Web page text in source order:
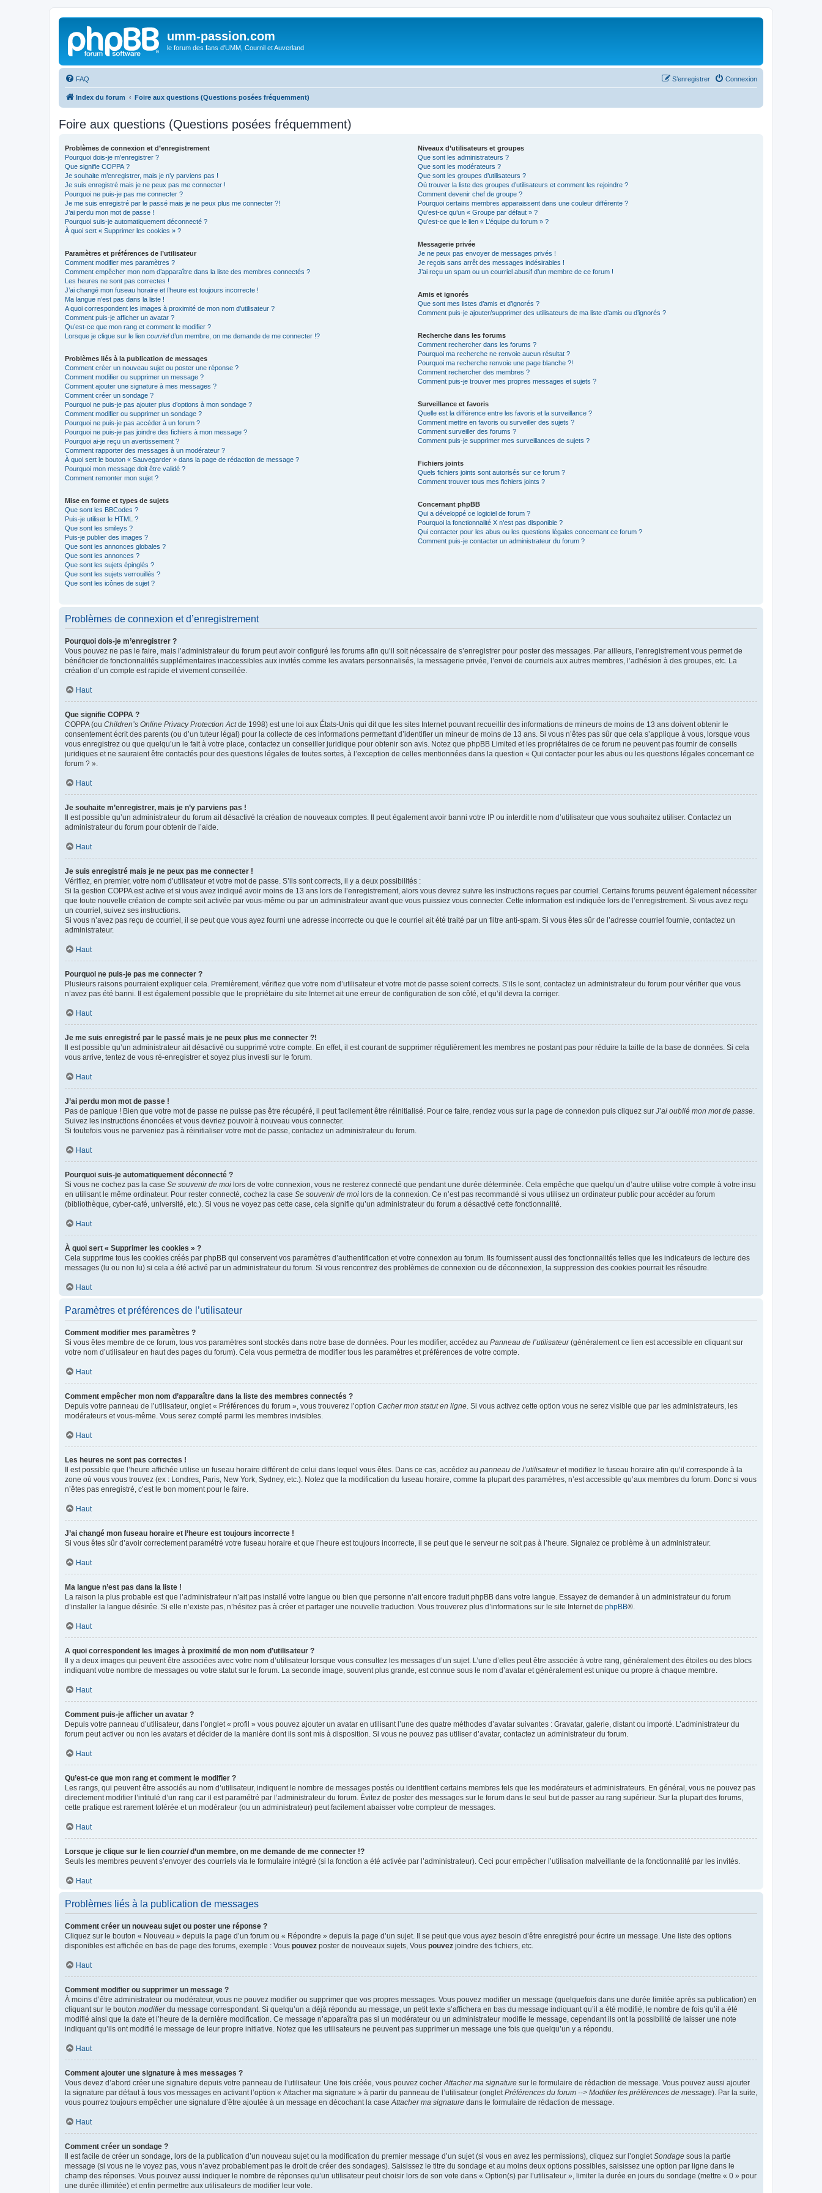
umm-passion.com
le forum des fans d'UMM, Cournil et Auverland
FAQ Connexion
S’enregistrer
Index du forum Foire aux questions (Questions posées fréquemment)
Foire aux questions (Questions posées fréquemment)
Problèmes de connexion et d’enregistrement
Pourquoi dois-je m’enregistrer ?
Que signifie COPPA ?
Je souhaite m’enregistrer, mais je n’y parviens pas !
Je suis enregistré mais je ne peux pas me connecter !
Pourquoi ne puis-je pas me connecter ?
Je me suis enregistré par le passé mais je ne peux plus me connecter ?!
J’ai perdu mon mot de passe !
Pourquoi suis-je automatiquement déconnecté ?
À quoi sert « Supprimer les cookies » ?
Paramètres et préférences de l’utilisateur
Comment modifier mes paramètres ?
Comment empêcher mon nom d’apparaître dans la liste des membres connectés ?
Les heures ne sont pas correctes !
J’ai changé mon fuseau horaire et l’heure est toujours incorrecte !
Ma langue n’est pas dans la liste !
A quoi correspondent les images à proximité de mon nom d’utilisateur ?
Comment puis-je afficher un avatar ?
Qu’est-ce que mon rang et comment le modifier ?
Lorsque je clique sur le lien courrield’un membre, on me demande de me connecter !?
Problèmes liés à la publication de messages
Comment créer un nouveau sujet ou poster une réponse ?
Comment modifier ou supprimer un message ?
Comment ajouter une signature à mes messages ?
Comment créer un sondage ?
Pourquoi ne puis-je pas ajouter plus d’options à mon sondage ?
Comment modifier ou supprimer un sondage ?
Pourquoi ne puis-je pas accéder à un forum ?
Pourquoi ne puis-je pas joindre des fichiers à mon message ?
Pourquoi ai-je reçu un avertissement ?
Comment rapporter des messages à un modérateur ?
À quoi sert le bouton « Sauvegarder » dans la page de rédaction de message ?
Pourquoi mon message doit être validé ?
Comment remonter mon sujet ?
Mise en forme et types de sujets
Que sont les BBCodes ?
Puis-je utiliser le HTML ?
Que sont les smileys ?
Puis-je publier des images ?
Que sont les annonces globales ?
Que sont les annonces ?
Que sont les sujets épinglés ?
Que sont les sujets verrouillés ?
Que sont les icônes de sujet ?
Niveaux d’utilisateurs et groupes
Que sont les administrateurs ?
Que sont les modérateurs ?
Que sont les groupes d’utilisateurs ?
Où trouver la liste des groupes d’utilisateurs et comment les rejoindre ?
Comment devenir chef de groupe ?
Pourquoi certains membres apparaissent dans une couleur différente ?
Qu’est-ce qu’un « Groupe par défaut » ?
Qu’est-ce que le lien « L’équipe du forum » ?
Messagerie privée
Je ne peux pas envoyer de messages privés !
Je reçois sans arrêt des messages indésirables !
J’ai reçu un spam ou un courriel abusif d’un membre de ce forum !
Amis et ignorés
Que sont mes listes d’amis et d’ignorés ?
Comment puis-je ajouter/supprimer des utilisateurs de ma liste d’amis ou d’ignorés ?
Recherche dans les forums
Comment rechercher dans les forums ?
Pourquoi ma recherche ne renvoie aucun résultat ?
Pourquoi ma recherche renvoie une page blanche ?!
Comment rechercher des membres ?
Comment puis-je trouver mes propres messages et sujets ?
Surveillance et favoris
Quelle est la différence entre les favoris et la surveillance ?
Comment mettre en favoris ou surveiller des sujets ?
Comment surveiller des forums ?
Comment puis-je supprimer mes surveillances de sujets ?
Fichiers joints
Quels fichiers joints sont autorisés sur ce forum ?
Comment trouver tous mes fichiers joints ?
Concernant phpBB
Qui a développé ce logiciel de forum ?
Pourquoi la fonctionnalité X n’est pas disponible ?
Qui contacter pour les abus ou les questions légales concernant ce forum ?
Comment puis-je contacter un administrateur du forum ?
Problèmes de connexion et d’enregistrement
Pourquoi dois-je m’enregistrer ?
Vous pouvez ne pas le faire, mais l’administrateur du forum peut avoir configuré les forums afin qu’il soit nécessaire de s’enregistrer pour poster des messages. Par ailleurs, l’enregistrement vous permet de
bénéficier de fonctionnalités supplémentaires inaccessibles aux invités comme les avatars personnalisés, la messagerie privée, l’envoi de courriels aux autres membres, l’adhésion à des groupes, etc. La
création d’un compte est rapide et vivement conseillée.
Haut
Que signifie COPPA ?
COPPA (ou Children’s Online Privacy Protection Actde 1998) est une loi aux États-Unis qui dit que les sites Internet pouvant recueillir des informations de mineurs de moins de 13 ans doivent obtenir le
consentement écrit des parents (ou d’un tuteur légal) pour la collecte de ces informations permettant d’identifier un mineur de moins de 13 ans. Si vous n’êtes pas sûr que cela s’applique à vous, lorsque vous
vous enregistrez ou que quelqu’un le fait à votre place, contactez un conseiller juridique pour obtenir son avis. Notez que phpBB Limited et les propriétaires de ce forum ne peuvent pas fournir de conseils
juridiques et ne sauraient être contactés pour des questions légales de toutes sortes, à l’exception de celles mentionnées dans la question « Qui contacter pour les abus ou les questions légales concernant ce
forum ? ».
Haut
Je souhaite m’enregistrer, mais je n’y parviens pas !
Il est possible qu’un administrateur du forum ait désactivé la création de nouveaux comptes. Il peut également avoir banni votre IP ou interdit le nom d’utilisateur que vous souhaitez utiliser. Contactez un
administrateur du forum pour obtenir de l’aide.
Haut
Je suis enregistré mais je ne peux pas me connecter !
Vérifiez, en premier, votre nom d’utilisateur et votre mot de passe. S’ils sont corrects, il y a deux possibilités :
Si la gestion COPPA est active et si vous avez indiqué avoir moins de 13 ans lors de l’enregistrement, alors vous devrez suivre les instructions reçues par courriel. Certains forums peuvent également nécessiter
que toute nouvelle création de compte soit activée par vous-même ou par un administrateur avant que vous puissiez vous connecter. Cette information est indiquée lors de l’enregistrement. Si vous avez reçu
un courriel, suivez ses instructions.
Si vous n’avez pas reçu de courriel, il se peut que vous ayez fourni une adresse incorrecte ou que le courriel ait été traité par un filtre anti-spam. Si vous êtes sûr de l’adresse courriel fournie, contactez un
administrateur.
Haut
Pourquoi ne puis-je pas me connecter ?
Plusieurs raisons pourraient expliquer cela. Premièrement, vérifiez que votre nom d’utilisateur et votre mot de passe soient corrects. S’ils le sont, contactez un administrateur du forum pour vérifier que vous
n’avez pas été banni. Il est également possible que le propriétaire du site Internet ait une erreur de configuration de son côté, et qu’il devra la corriger.
Haut
Je me suis enregistré par le passé mais je ne peux plus me connecter ?!
Il est possible qu’un administrateur ait désactivé ou supprimé votre compte. En effet, il est courant de supprimer régulièrement les membres ne postant pas pour réduire la taille de la base de données. Si cela
vous arrive, tentez de vous ré-enregistrer et soyez plus investi sur le forum.
Haut
J’ai perdu mon mot de passe !
Pas de panique ! Bien que votre mot de passe ne puisse pas être récupéré, il peut facilement être réinitialisé. Pour ce faire, rendez vous sur la page de connexion puis cliquez sur J’ai oublié mon mot de passe
Suivez les instructions énoncées et vous devriez pouvoir à nouveau vous connecter.
Si toutefois vous ne parveniez pas à réinitialiser votre mot de passe, contactez un administrateur du forum.
Haut
Pourquoi suis-je automatiquement déconnecté ?
Si vous ne cochez pas la case Se souvenir de moi lors de votre connexion, vous ne resterez connecté que pendant une durée déterminée. Cela empêche que quelqu’un d’autre utilise votre compte à votre insu
en utilisant le même ordinateur. Pour rester connecté, cochez la case Se souvenir de moi lors de la connexion. Ce n’est pas recommandé si vous utilisez un ordinateur public pour accéder au forum
(bibliothèque, cyber-café, université, etc.). Si vous ne voyez pas cette case, cela signifie qu’un administrateur du forum a désactivé cette fonctionnalité.
Haut
À quoi sert « Supprimer les cookies » ?
Cela supprime tous les cookies créés par phpBB qui conservent vos paramètres d’authentification et votre connexion au forum. Ils fournissent aussi des fonctionnalités telles que les indicateurs de lecture des
messages (lu ou non lu) si cela a été activé par un administrateur du forum. Si vous rencontrez des problèmes de connexion ou de déconnexion, la suppression des cookies pourrait les résoudre.
Haut
Paramètres et préférences de l’utilisateur
Comment modifier mes paramètres ?
Si vous êtes membre de ce forum, tous vos paramètres sont stockés dans notre base de données. Pour les modifier, accédez au Panneau de l’utilisateur(généralement ce lien est accessible en cliquant sur
votre nom d’utilisateur en haut des pages du forum). Cela vous permettra de modifier tous les paramètres et préférences de votre compte.
Haut
Comment empêcher mon nom d’apparaître dans la liste des membres connectés ?
Depuis votre panneau de l’utilisateur, onglet « Préférences du forum », vous trouverez l’option Cacher mon statut en ligne . Si vous activez cette option vous ne serez visible que par les administrateurs, les
modérateurs et vous-même. Vous serez compté parmi les membres invisibles.
Haut
Les heures ne sont pas correctes !
Il est possible que l’heure affichée utilise un fuseau horaire différent de celui dans lequel vous êtes. Dans ce cas, accédez au panneau de l’utilisateuret modifiez le fuseau horaire afin qu’il corresponde à la
zone où vous vous trouvez (ex : Londres, Paris, New York, Sydney, etc.). Notez que la modification du fuseau horaire, comme la plupart des paramètres, n’est accessible qu’aux membres du forum. Donc si vous
n’êtes pas enregistré, c’est le bon moment pour le faire.
Haut
J’ai changé mon fuseau horaire et l’heure est toujours incorrecte !
Si vous êtes sûr d’avoir correctement paramétré votre fuseau horaire et que l’heure est toujours incorrecte, il se peut que le serveur ne soit pas à l’heure. Signalez ce problème à un administrateur.
Haut
Ma langue n’est pas dans la liste !
La raison la plus probable est que l’administrateur n’ait pas installé votre langue ou bien que personne n’ait encore traduit phpBB dans votre langue. Essayez de demander à un administrateur du forum
d’installer la langue désirée. Si elle n’existe pas, n’hésitez pas à créer et partager une nouvelle traduction. Vous trouverez plus d’informations sur le site Internet de phpBB®.
Haut
A quoi correspondent les images à proximité de mon nom d’utilisateur ?
Il y a deux images qui peuvent être associées avec votre nom d’utilisateur lorsque vous consultez les messages d’un sujet. L’une d’elles peut être associée à votre rang, généralement des étoiles ou des blocs
indiquant votre nombre de messages ou votre statut sur le forum. La seconde image, souvent plus grande, est connue sous le nom d’avatar et généralement est unique ou propre à chaque membre.
Haut
Comment puis-je afficher un avatar ?
Depuis votre panneau d’utilisateur, dans l’onglet « profil » vous pouvez ajouter un avatar en utilisant l’une des quatre méthodes d’avatar suivantes : Gravatar, galerie, distant ou importé. L’administrateur du
forum peut activer ou non les avatars et décider de la manière dont ils sont mis à disposition. Si vous ne pouvez pas utiliser d’avatar, contactez un administrateur du forum.
Haut
Qu’est-ce que mon rang et comment le modifier ?
Les rangs, qui peuvent être associés au nom d’utilisateur, indiquent le nombre de messages postés ou identifient certains membres tels que les modérateurs et administrateurs. En général, vous ne pouvez pas
directement modifier l’intitulé d’un rang car il est paramétré par l’administrateur du forum. Évitez de poster des messages sur le forum dans le seul but de passer au rang supérieur. Sur la plupart des forums,
cette pratique est rarement tolérée et un modérateur (ou un administrateur) peut facilement abaisser votre compteur de messages.
Haut
Lorsque je clique sur le lien courrield’un membre, on me demande de me connecter !?
Seuls les membres peuvent s’envoyer des courriels via le formulaire intégré (si la fonction a été activée par l’administrateur). Ceci pour empêcher l’utilisation malveillante de la fonctionnalité par les invités.
Haut
Problèmes liés à la publication de messages
Comment créer un nouveau sujet ou poster une réponse ?
Cliquez sur le bouton « Nouveau » depuis la page d’un forum ou « Répondre » depuis la page d’un sujet. Il se peut que vous ayez besoin d’être enregistré pour écrire un message. Une liste des options
disponibles est affichée en bas de page des forums, exemple : Vous pouvez poster de nouveaux sujets, Vous pouvez joindre des fichiers, etc.
Haut
Comment modifier ou supprimer un message ?
À moins d’être administrateur ou modérateur, vous ne pouvez modifier ou supprimer que vos propres messages. Vous pouvez modifier un message (quelquefois dans une durée limitée après sa publication) en
cliquant sur le bouton modifierdu message correspondant. Si quelqu’un a déjà répondu au message, un petit texte s’affichera en bas du message indiquant qu’il a été modifié, le nombre de fois qu’il a été
modifié ainsi que la date et l’heure de la dernière modification. Ce message n’apparaîtra pas si un modérateur ou un administrateur modifie le message, cependant ils ont la possibilité de laisser une note
indiquant qu’ils ont modifié le message de leur propre initiative. Notez que les utilisateurs ne peuvent pas supprimer un message une fois que quelqu’un y a répondu.
Haut
Comment ajouter une signature à mes messages ?
Vous devez d’abord créer une signature depuis votre panneau de l’utilisateur. Une fois créée, vous pouvez cocher Attacher ma signature sur le formulaire de rédaction de message. Vous pouvez aussi ajouter
la signature par défaut à tous vos messages en activant l’option « Attacher ma signature » à partir du panneau de l’utilisateur (onglet Préférences du forum --> Modifier les préférences de message). Par la suite,
vous pourrez toujours empêcher une signature d’être ajoutée à un message en décochant la case Attacher ma signature dans le formulaire de rédaction de message.
Haut
Comment créer un sondage ?
Il est facile de créer un sondage, lors de la publication d’un nouveau sujet ou la modification du premier message d’un sujet (si vous en avez les permissions), cliquez sur l’onglet Sondage sous la partie
message (si vous ne le voyez pas, vous n’avez probablement pas le droit de créer des sondages). Saisissez le titre du sondage et au moins deux options possibles, saisissez une option par ligne dans le
champ des réponses. Vous pouvez aussi indiquer le nombre de réponses qu’un utilisateur peut choisir lors de son vote dans « Option(s) par l’utilisateur », limiter la durée en jours du sondage (mettre « 0 » pour
une durée illimitée) et enfin permettre aux utilisateurs de modifier leur vote.